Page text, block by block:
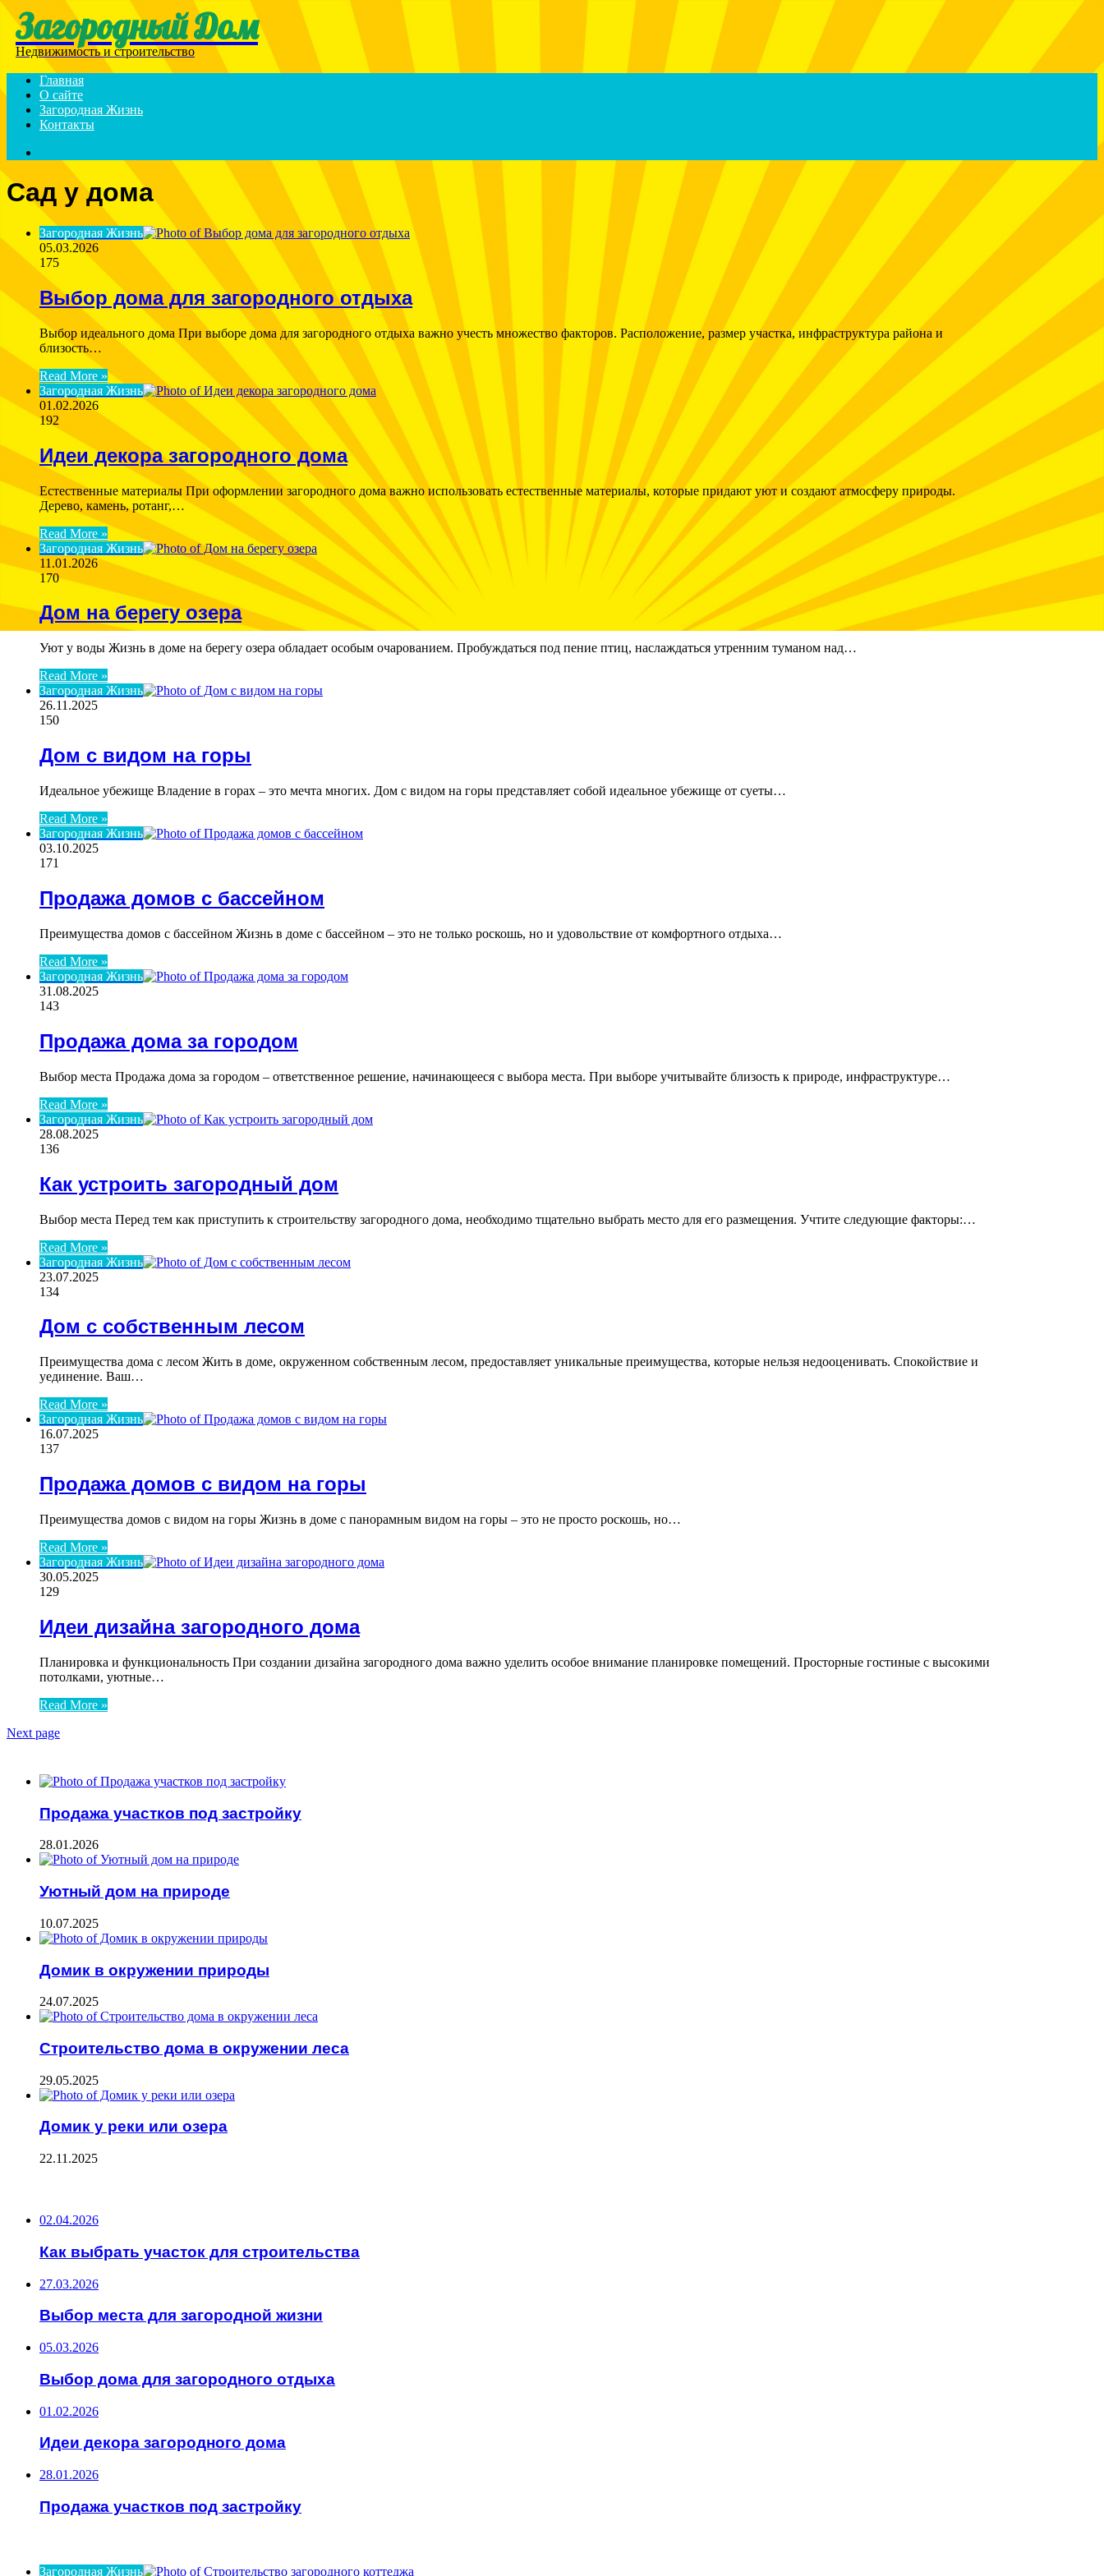
Menu
Загородный Дом
Недвижимость и строительство
Главная
О сайте
Загородная Жизнь
Контакты
Сад у дома
Загородная Жизнь
05.03.2026
175
Выбор дома для загородного отдыха
Выбор идеального дома При выборе дома для загородного отдыха важно учесть множество факторов. Расположение, размер участка, инфраструктура района и
близость…
Read More »
Загородная Жизнь
01.02.2026
192
Идеи декора загородного дома
Естественные материалы При оформлении загородного дома важно использовать естественные материалы, которые придают уют и создают атмосферу природы.
Дерево, камень, ротанг,…
Read More »
Загородная Жизнь
11.01.2026
170
Дом на берегу озера
Уют у воды Жизнь в доме на берегу озера обладает особым очарованием. Пробуждаться под пение птиц, наслаждаться утренним туманом над…
Read More »
Загородная Жизнь
26.11.2025
150
Дом с видом на горы
Идеальное убежище Владение в горах – это мечта многих. Дом с видом на горы представляет собой идеальное убежище от суеты…
Read More »
Загородная Жизнь
03.10.2025
171
Продажа домов с бассейном
Преимущества домов с бассейном Жизнь в доме с бассейном – это не только роскошь, но и удовольствие от комфортного отдыха…
Read More »
Загородная Жизнь
31.08.2025
143
Продажа дома за городом
Выбор места Продажа дома за городом – ответственное решение, начинающееся с выбора места. При выборе учитывайте близость к природе, инфраструктуре…
Read More »
Загородная Жизнь
28.08.2025
136
Как устроить загородный дом
Выбор места Перед тем как приступить к строительству загородного дома, необходимо тщательно выбрать место для его размещения. Учтите следующие факторы:…
Read More »
Загородная Жизнь
23.07.2025
134
Дом с собственным лесом
Преимущества дома с лесом Жить в доме, окруженном собственным лесом, предоставляет уникальные преимущества, которые нельзя недооценивать. Спокойствие и
уединение. Ваш…
Read More »
Загородная Жизнь
16.07.2025
137
Продажа домов с видом на горы
Преимущества домов с видом на горы Жизнь в доме с панорамным видом на горы – это не просто роскошь, но…
Read More »
Загородная Жизнь
30.05.2025
129
Идеи дизайна загородного дома
Планировка и функциональность При создании дизайна загородного дома важно уделить особое внимание планировке помещений. Просторные гостиные с высокими
потолками, уютные…
Read More »
Next page
Продажа участков под застройку
28.01.2026
Уютный дом на природе
10.07.2025
Домик в окружении природы
24.07.2025
Строительство дома в окружении леса
29.05.2025
Домик у реки или озера
22.11.2025
02.04.2026
Как выбрать участок для строительства
27.03.2026
Выбор места для загородной жизни
05.03.2026
Выбор дома для загородного отдыха
01.02.2026
Идеи декора загородного дома
28.01.2026
Продажа участков под застройку
Загородная Жизнь